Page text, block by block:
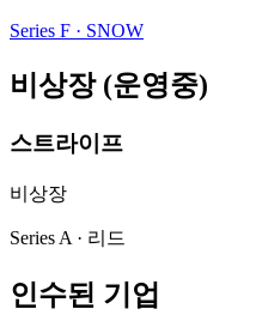
Series F · SNOW
비상장 (운영중)
스트라이프
비상장
Series A · 리드
인수된 기업